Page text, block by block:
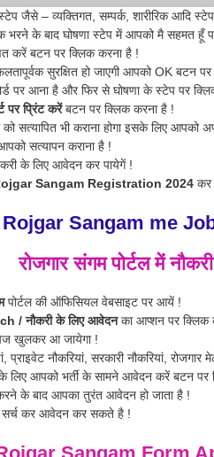
जैसे – व्यक्तिगत, सम्पर्क, शारीरिक आदि
भरने के बाद घोषणा स्टेप में आपको मै सहमत हूँ
करें बटन पर क्लिक करना है !
सुरक्षित हो जाएगी आपको OK बटन
पर आना है और फिर से घोषणा के स्टेप पर
पर प्रिंट करेंबटन पर क्लिक करना है !
सत्यापित भी कराना होगा इसके लिए आपको
सत्यापन कराना है !
के लिए आवेदन कर पायेगें !
Sangam Registration 2024 कर
Rojgar Sangam me
रोजगार संगम पोर्टल में
पोर्टल की ऑफिसियल वेबसाइट पर आयें !
/ नौकरी के लिए आवेदनका आप्शन पर क्लिक
खुलकर आ जायेगा !
प्राइवेट नौकरियां, सरकारी नौकरियां,
लिए आपको भर्ती के सामने आवेदन करें बटन पर
के बाद आपका तुरंत आवेदन हो जाता है !
सर्च कर आवेदन कर सकते है !